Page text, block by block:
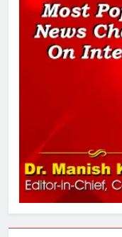
4